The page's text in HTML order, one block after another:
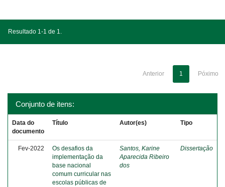
Resultado 1-1 de 1.
Anterior 1 Póximo
Conjunto de itens:
Data do
documento
Título Autor(es) Tipo
Fev-2022
Os desafios da
implementação da
base nacional
comum curricular nas
escolas públicas de
Santos, Karine
Aparecida Ribeiro
dos
Dissertação